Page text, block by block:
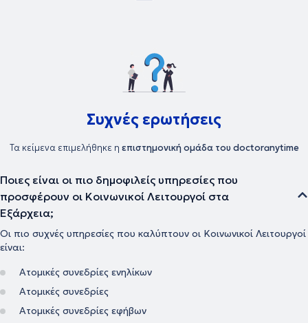
Συχνές ερωτήσεις
Τα κείμενα επιμελήθηκε η επιστημονική ομάδα του doctoranytime
Ποιες είναι οι πιο δημοφιλείς υπηρεσίες που
προσφέρουν οι Κοινωνικοί Λειτουργοί στα
Εξάρχεια;
Οι πιο συχνές υπηρεσίες που καλύπτουν οι Κοινωνικοί Λειτουργοί
είναι:
Ατομικές συνεδρίες ενηλίκων
Ατομικές συνεδρίες
Ατομικές συνεδρίες εφήβων